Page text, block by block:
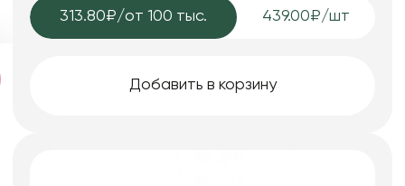
313.80₽/от 100 тыс. 439.00₽/шт
Добавить в корзину